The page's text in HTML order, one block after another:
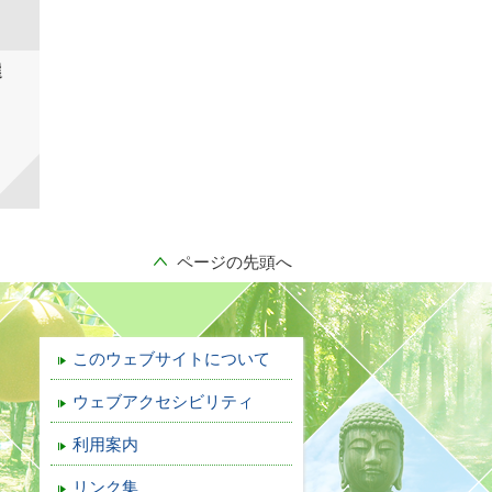
ページの先頭へ
このウェブサイトについて
ウェブアクセシビリティ
利用案内
リンク集